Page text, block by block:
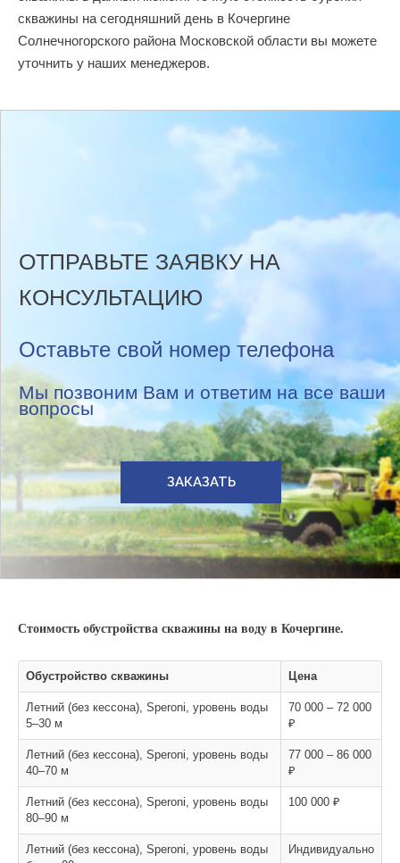
скважины на сегодняшний день в Кочергине
Солнечногорского района Московской области вы можете
уточнить у наших менеджеров.
ОТПРАВЬТЕ ЗАЯВКУ НА
КОНСУЛЬТАЦИЮ
Оставьте свой номер телефона
Мы позвоним Вам и ответим на все ваши
вопросы
ЗАКАЗАТЬ
Стоимость обустройства скважины на воду в Кочергине.
Обустройство скважины Цена
Летний (без кессона), Speroni, уровень воды
5–30 м
70 000 – 72 000
₽
Летний (без кессона), Speroni, уровень воды
40–70 м
77 000 – 86 000
₽
Летний (без кессона), Speroni, уровень воды
80–90 м
100 000 ₽
Летний (без кессона), Speroni, уровень воды
Индивидуально